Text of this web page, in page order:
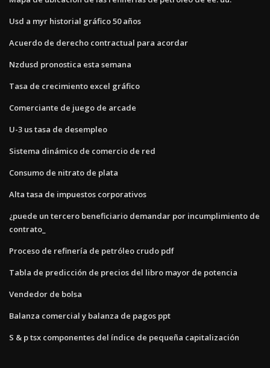
Usd a myr historial gráfico 50 años
Acuerdo de derecho contractual para acordar
Nzdusd pronostica esta semana
Tasa de crecimiento excel gráfico
Comerciante de juego de arcade
U-3 us tasa de desempleo
Sistema dinámico de comercio de red
Consumo de nitrato de plata
Alta tasa de impuestos corporativos
¿puede un tercero beneficiario demandar por incumplimiento de
contrato_
Proceso de refinería de petróleo crudo pdf
Tabla de predicción de precios del libro mayor de potencia
Vendedor de bolsa
Balanza comercial y balanza de pagos ppt
S & p tsx componentes del índice de pequeña capitalización